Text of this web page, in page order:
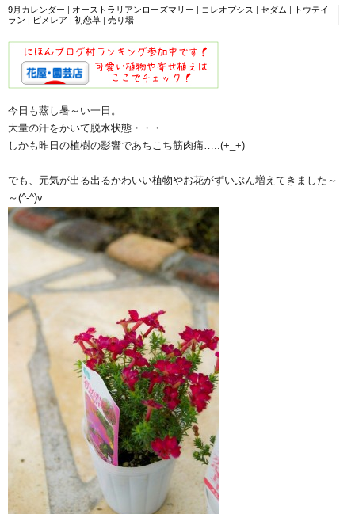
9月カレンダー | オーストラリアンローズマリー | コレオプシス | セダム |
トウテイ
ラン | ピメレア | 初恋草 | 売り場
今日も蒸し暑～い一日。
大量の汗をかいて脱水状態・・・
しかも昨日の植樹の影響であちこち筋肉痛…..(+_+)
でも、元気が出る出るかわいい植物やお花がずいぶん増えてきました～
～(^-^)v